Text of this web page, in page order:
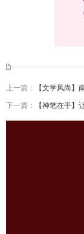
上一篇： 【文学风尚】
下一篇： 【神笔在手】